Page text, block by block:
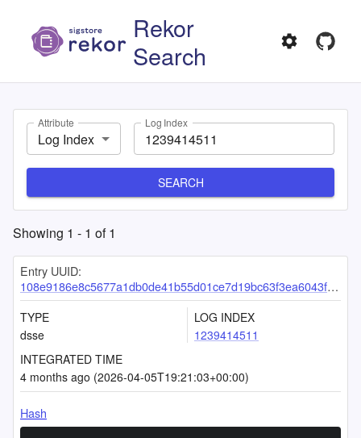
Rekor
Search
Attribute
Log Index
Log Index
SEARCH
Showing 1 - 1 of1
Entry UUID:
108e9186e8c5677a1db0de41b55d01ce7d19bc63f3ea6043f598ed1c253c2865f6449d5a5f20241b
TYPE
dsse
LOG INDEX
1239414511
INTEGRATED TIME
4 months ago (2026-04-05T19:21:03+00:00)
Hash